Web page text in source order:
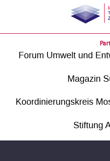
Forum Umwelt und
Magazin
Koordinierungskreis
Stiftung